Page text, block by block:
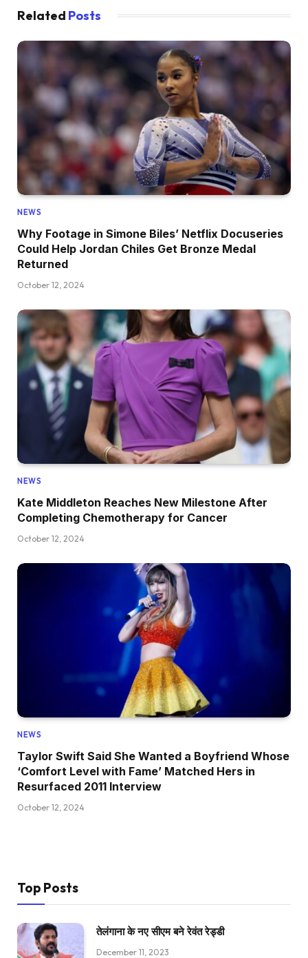
Related Posts
NEWS
Why Footage in Simone Biles’ Netflix Docuseries
Could Help Jordan Chiles Get Bronze Medal
Returned
October 12, 2024
NEWS
Kate Middleton Reaches New Milestone After
Completing Chemotherapy for Cancer
October 12, 2024
NEWS
Taylor Swift Said She Wanted a Boyfriend Whose
‘Comfort Level with Fame’ Matched Hers in
Resurfaced 2011 Interview
October 12, 2024
Top Posts
तेलंगाना के नए सीएम बने रेवंत रेड्डी
December 11, 2023